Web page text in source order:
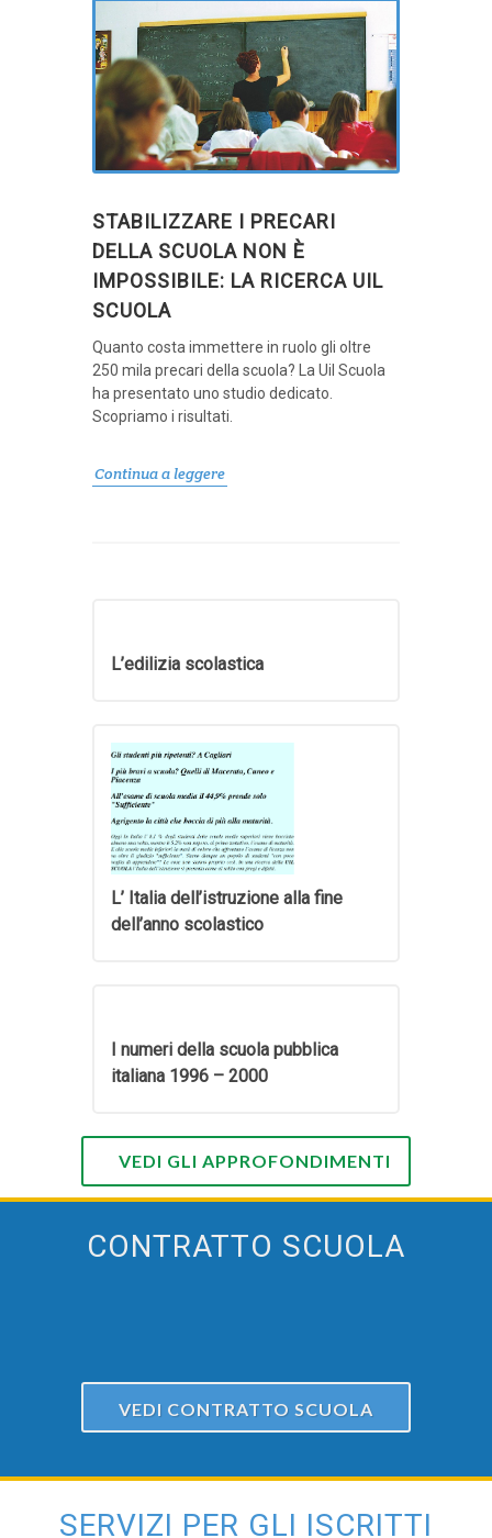
STABILIZZARE I PRECARI
DELLA SCUOLA NON È
IMPOSSIBILE: LA RICERCA UIL
SCUOLA
Quanto costa immettere in ruolo gli oltre
250 mila precari della scuola? La Uil Scuola
ha presentato uno studio dedicato.
Scopriamo i risultati.
Continua a leggere
L’edilizia scolastica
L’ Italia dell’istruzione alla fine
dell’anno scolastico
I numeri della scuola pubblica
italiana 1996 – 2000
VEDI GLI APPROFONDIMENTI
CONTRATTO SCUOLA
VEDI CONTRATTO SCUOLA
SERVIZI PER GLI ISCRITTI